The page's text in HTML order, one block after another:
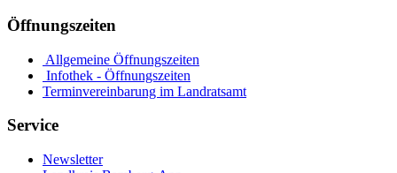
Öffnungszeiten
Allgemeine Öffnungszeiten
Infothek - Öffnungszeiten
Terminvereinbarung im Landratsamt
Service
Newsletter